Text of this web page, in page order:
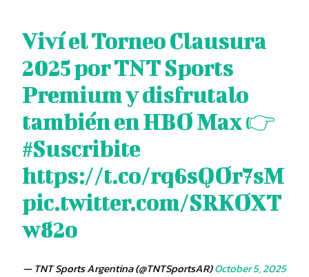
Viví el Torneo Clausura
2025 por TNT Sports
Premium y disfrutalo
también en HBO Max 👉
#Suscribite
https://t.co/rq6sQOr7sM
pic.twitter.com/SRKOXT
w82o
— TNT Sports Argentina (@TNTSportsAR)October 5, 2025